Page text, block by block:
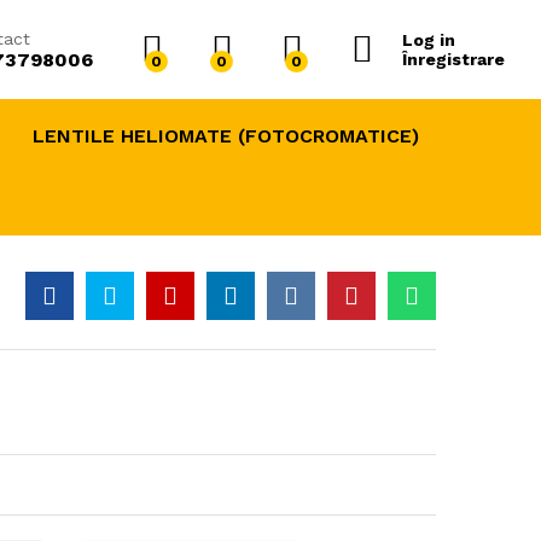
0 0 0
Log in
Înregistrare
LENTILE HELIOMATE (FOTOCROMATICE)
400,00lei